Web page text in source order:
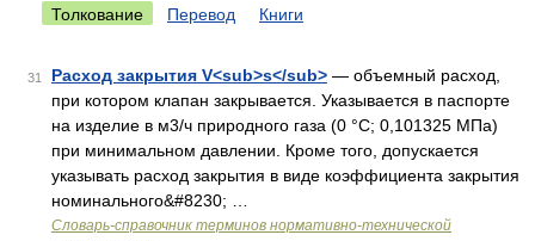
Толкование Перевод Книги
31 Расход закрытия V<sub>s</sub> — объемный расход,
при котором клапан закрывается. Указывается в паспорте
на изделие в м3/ч природного газа (0 °С; 0,101325 МПа)
при минимальном давлении. Кроме того, допускается
указывать расход закрытия в виде коэффициента закрытия
номинального&#8230; …
Словарь-справочник терминов нормативно-технической